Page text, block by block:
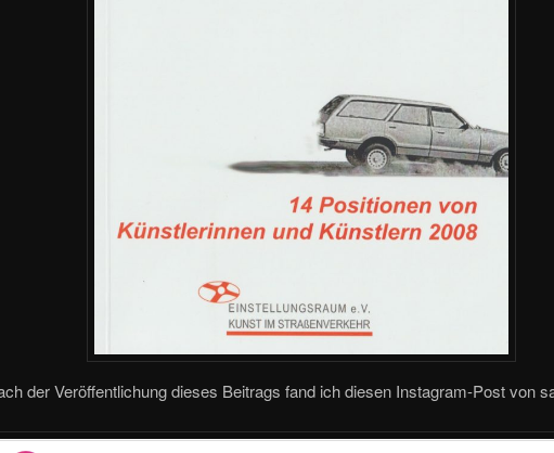
der Veröffentlichung dieses Beitrags fand ich diesen Instagram-Post von